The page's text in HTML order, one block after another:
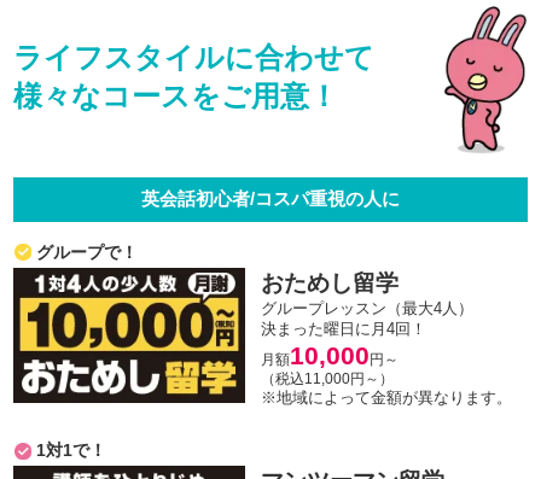
ライフスタイルに合わせて
様々なコースをご用意！
英会話初心者/コスパ重視の人に
グループで！
おためし留学
グループレッスン（最大4人）
決まった曜日に月4回！
月額10,000 円～
（税込11,000円～）
※地域によって金額が異なります。
1対1で！